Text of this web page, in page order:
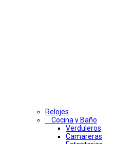
Relojes
Cocina y Baño
Verduleros
Camareras